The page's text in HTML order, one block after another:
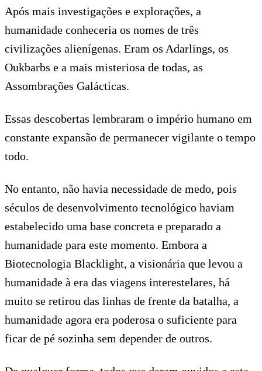
Após mais investigações e explorações, a
humanidade conheceria os nomes de três
civilizações alienígenas. Eram os Adarlings, os
Oukbarbs e a mais misteriosa de todas, as
Assombrações Galácticas.
Essas descobertas lembraram o império humano em
constante expansão de permanecer vigilante o tempo
todo.
No entanto, não havia necessidade de medo, pois
séculos de desenvolvimento tecnológico haviam
estabelecido uma base concreta e preparado a
humanidade para este momento. Embora a
Biotecnologia Blacklight, a visionária que levou a
humanidade à era das viagens interestelares, há
muito se retirou das linhas de frente da batalha, a
humanidade agora era poderosa o suficiente para
ficar de pé sozinha sem depender de outros.